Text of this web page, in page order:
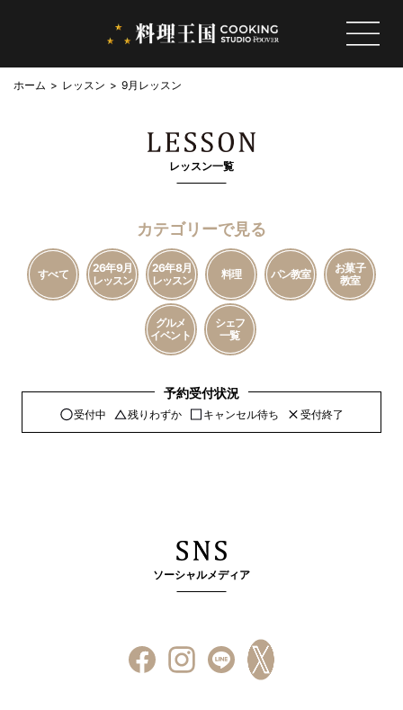
ホーム レッスン 9月レッスン
レッスン一覧
カテゴリーで見る
すべて
26年9月
レッスン
26年8月
レッスン
料理 パン教室
お菓子
教室
グルメ
イベント
シェフ
一覧
予約受付状況
受付中 残りわずか キャンセル待ち 受付終了
ソーシャルメディア